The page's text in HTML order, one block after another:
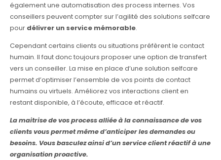
également une automatisation des process internes. Vos
conseillers peuvent compter sur l’agilité des solutions selfcare
pour délivrer un service mémorable.
Cependant certains clients ou situations préfèrent le contact
humain. Il faut donc toujours proposer une option de transfert
vers un conseiller. La mise en place d’une solution selfcare
permet d’optimiser l’ensemble de vos points de contact
humains ou virtuels. Améliorez vos interactions client en
restant disponible, à l’écoute, efficace et réactif.
La maitrise de vos process alliée à la connaissance de vos
clients vous permet même d’anticiper les demandes ou
besoins. Vous basculez ainsi d’un service client réactif à une
organisation proactive.